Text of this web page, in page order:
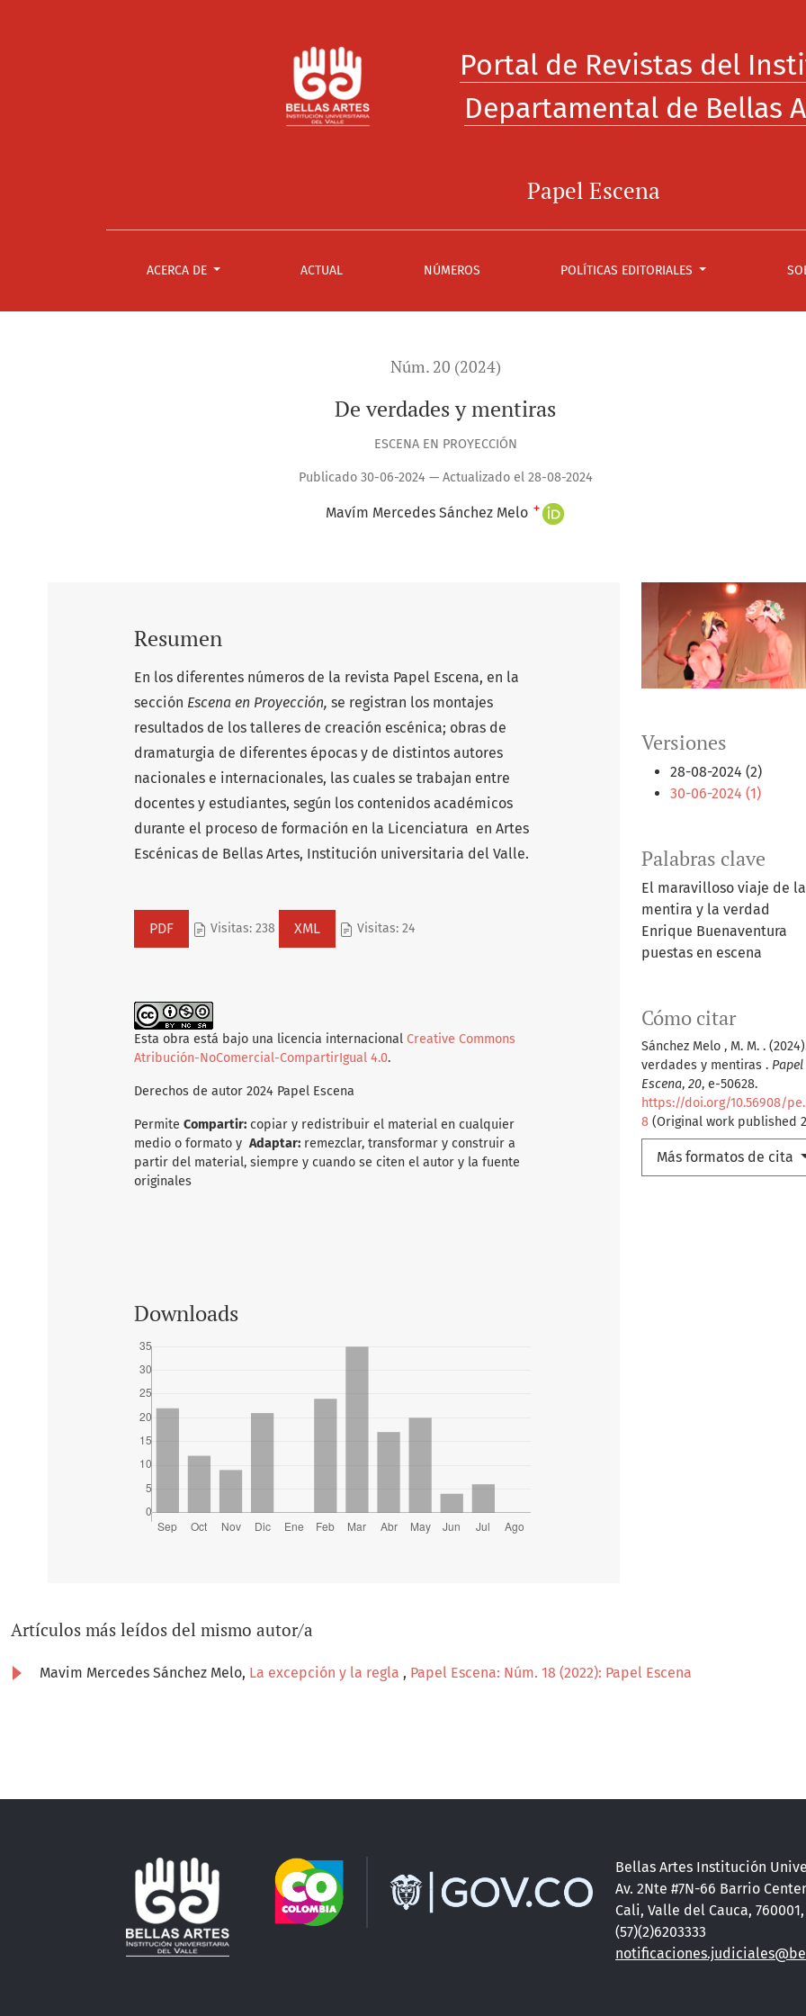
Portal de Revistas del
Departamental de Bellas
Papel Escena
ACERCA DE ACTUAL NÚMEROS POLÍTICAS EDITORIALES
Núm. 20 (2024)
De verdades y mentiras
ESCENA EN PROYECCIÓN
Publicado 30-06-2024 — Actualizado el 28-08-2024
Mavím Mercedes Sánchez Melo +
Versiones
28-08-2024 (2)
30-06-2024 (1)
Palabras clave
El maravilloso viaje de la
mentira y la verdad
Enrique Buenaventura
puestas en escena
Cómo citar
Sánchez Melo , M. M. .
verdades y mentiras . Papel
Escena,20, e-50628.
https://doi.org/10.56908/
8 (Original work published
Más formatos de cita
Resumen
En los diferentes números de la revista Papel Escena, en la
sección Escena en Proyección,se registran los montajes
resultados de los talleres de creación escénica; obras de
dramaturgia de diferentes épocas y de distintos autores
nacionales e internacionales, las cuales se trabajan entre
docentes y estudiantes, según los contenidos académicos
durante el proceso de formación en la Licenciatura en Artes
Escénicas de Bellas Artes, Institución universitaria del Valle.
PDF Visitas: 238 XML Visitas: 24
Esta obra está bajo una licencia internacionalCreative Commons
Atribución-NoComercial-CompartirIgual 4.0.
Derechos de autor 2024 Papel Escena
PermiteCompartir: copiar y redistribuir el material en cualquier
medio o formato yAdaptar: remezclar, transformar y construir a
partir del material, siempre y cuando se citen el autor y la fuente
originales
Downloads
Artículos más leídos del mismo autor/a
Mavim Mercedes Sánchez Melo, La excepción y la regla , Papel Escena: Núm. 18 (2022): Papel Escena
Bellas Artes Institución
Av. 2Nte #7N-66 Barrio
Cali, Valle del Cauca, 760001,
(57)(2)6203333